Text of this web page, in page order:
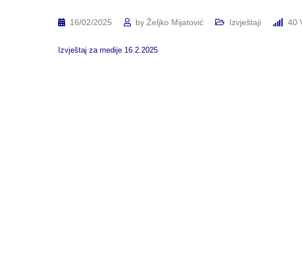
16/02/2025 by Željko Mijatović Izvještaji 40
Izvještaj za medije 16.2.2025